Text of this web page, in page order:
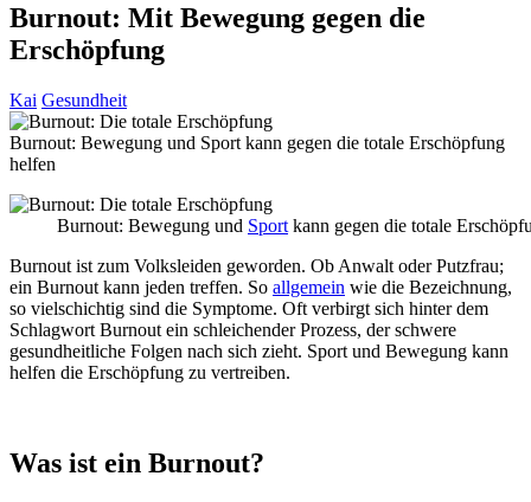
Burnout: Mit Bewegung gegen die
Erschöpfung
Kai Gesundheit
Burnout: Bewegung und Sport kann gegen die totale Erschöpfung
helfen
Burnout: Bewegung und Sport kann gegen die totale
Burnout ist zum Volksleiden geworden. Ob Anwalt oder Putzfrau;
ein Burnout kann jeden treffen. So allgemein wie die Bezeichnung,
so vielschichtig sind die Symptome. Oft verbirgt sich hinter dem
Schlagwort Burnout ein schleichender Prozess, der schwere
gesundheitliche Folgen nach sich zieht. Sport und Bewegung kann
helfen die Erschöpfung zu vertreiben.
Was ist ein Burnout?